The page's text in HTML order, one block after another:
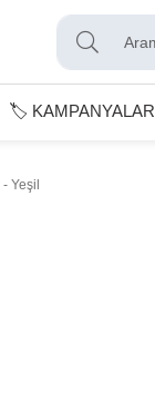
🏷️ KAMPANYALAR
Yeşil